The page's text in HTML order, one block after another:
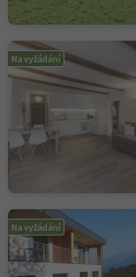
Na vyžádání
Na vyžádání